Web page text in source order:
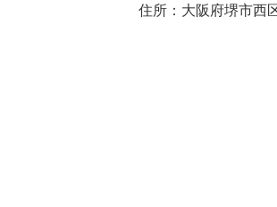
住所：大阪府堺市西